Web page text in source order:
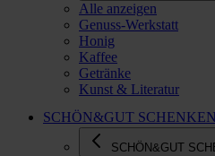
Alle anzeigen
Genuss-Werkstatt
Honig
Kaffee
Getränke
Kunst & Literatur
SCHÖN&GUT SCHENKEN
SCHÖN&GUT